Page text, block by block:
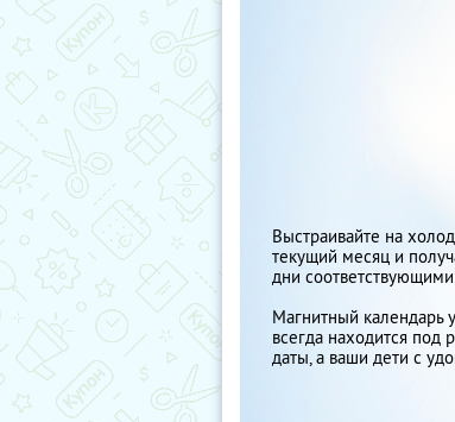
Выстраивайте на
текущий месяц и
дни
Магнитный календарь
всегда находится под
даты, а ваши дети с